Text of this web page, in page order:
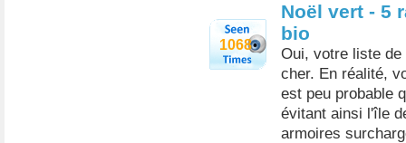
1068
Noël vert - 5
bio
Oui, votre liste
cher. En réalité,
est peu probable
évitant ainsi l'île
armoires